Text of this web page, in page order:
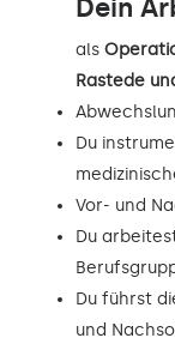
Dein
als
Rastede
Du
Vor- und
Du
Du führst
und